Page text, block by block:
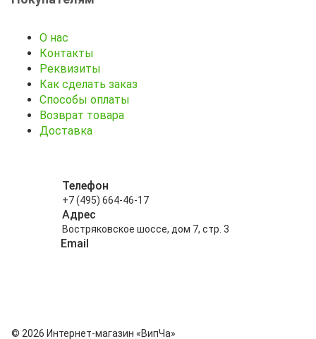
О нас
Контакты
Реквизиты
Как сделать заказ
Способы оплаты
Возврат товара
Доставка
Телефон
+7 (495) 664-46-17
Адрес
Востряковское шоссе, дом 7, стр. 3
Email
© 2026 Интернет-магазин «ВипЧа»